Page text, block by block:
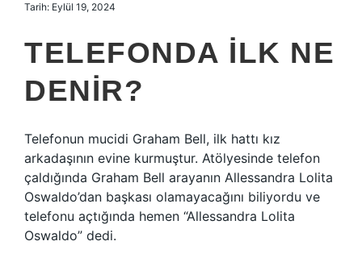
Tarih: Eylül 19, 2024
TELEFONDA ILK NE
DENIR?
Telefonun mucidi Graham Bell, ilk hattı kız
arkadaşının evine kurmuştur. Atölyesinde telefon
çaldığında Graham Bell arayanın Allessandra Lolita
Oswaldo’dan başkası olamayacağını biliyordu ve
telefonu açtığında hemen “Allessandra Lolita
Oswaldo” dedi.